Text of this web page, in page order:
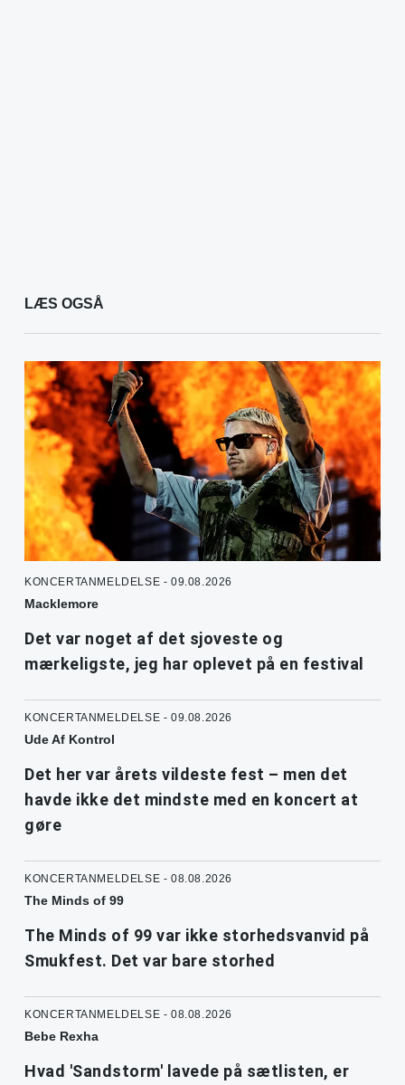
LÆS OGSÅ
KONCERTANMELDELSE - 09.08.2026
Macklemore
Det var noget af det sjoveste og
mærkeligste, jeg har oplevet på en festival
KONCERTANMELDELSE - 09.08.2026
Ude Af Kontrol
Det her var årets vildeste fest – men det
havde ikke det mindste med en koncert at
gøre
KONCERTANMELDELSE - 08.08.2026
The Minds of 99
The Minds of 99 var ikke storhedsvanvid på
Smukfest. Det var bare storhed
KONCERTANMELDELSE - 08.08.2026
Bebe Rexha
Hvad 'Sandstorm' lavede på sætlisten, er